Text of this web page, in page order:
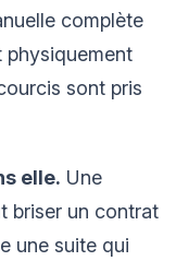
complète
physiquement
sont pris
elle. Une
briser un contrat
une suite qui